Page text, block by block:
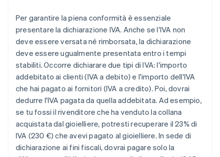
Per garantire la piena conformità è essenziale
presentare la dichiarazione IVA. Anche se l'IVA non
deve essere versata né rimborsata, la dichiarazione
deve essere ugualmente presentata entro i tempi
stabiliti. Occorre dichiarare due tipi di IVA: l'importo
addebitato ai clienti (IVA a debito) e l'importo dell'IVA
che hai pagato ai fornitori (IVA a credito). Poi, dovrai
dedurre l'IVA pagata da quella addebitata. Ad esempio,
se tu fossi il rivenditore che ha venduto la collana
acquistata dal gioielliere, potresti recuperare il 23% di
IVA (230 €) che avevi pagato al gioielliere. In sede di
dichiarazione ai fini fiscali, dovrai pagare solo la